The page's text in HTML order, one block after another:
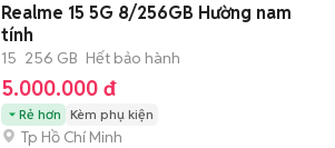
Realme 15 5G 8/256GB Hường nam
tính
15 256 GB Hết bảo hành
5.000.000 đ
Rẻ hơn Kèm phụ kiện
Tp Hồ Chí Minh